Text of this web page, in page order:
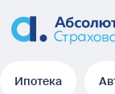
Ипотека